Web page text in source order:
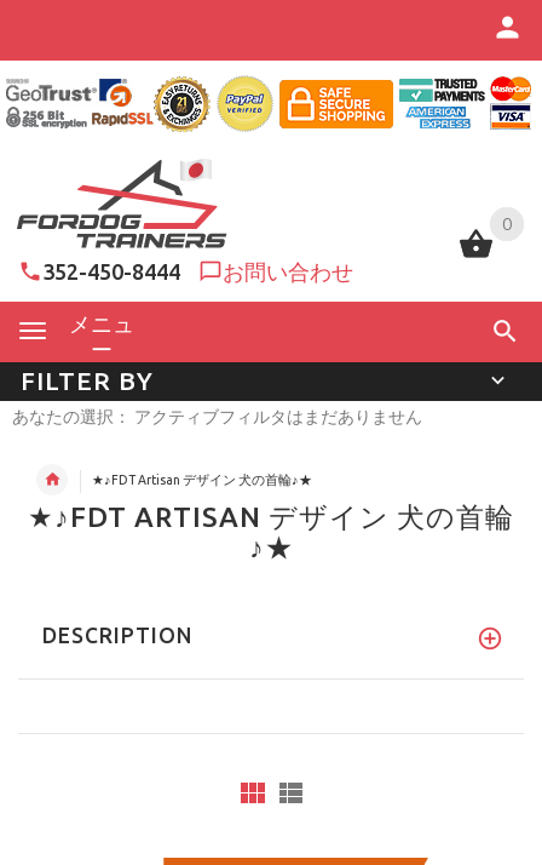
0
352-450-8444 お問い合わせ
メニュ
ー
0
FILTER BY
あなたの選択： アクティブフィルタはまだありません
★♪FDT Artisan デザイン 犬の首輪♪★
★♪FDT ARTISAN デザイン 犬の首輪
♪★
DESCRIPTION